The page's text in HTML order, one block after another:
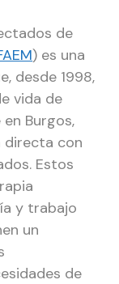
de
) es una
desde 1998,
vida de
Burgos,
directa con
Estos
y trabajo
un
de